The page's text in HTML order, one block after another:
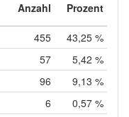
Anzahl Prozent
455
43,25 %
57
5,42 %
96
9,13 %
6
0,57 %